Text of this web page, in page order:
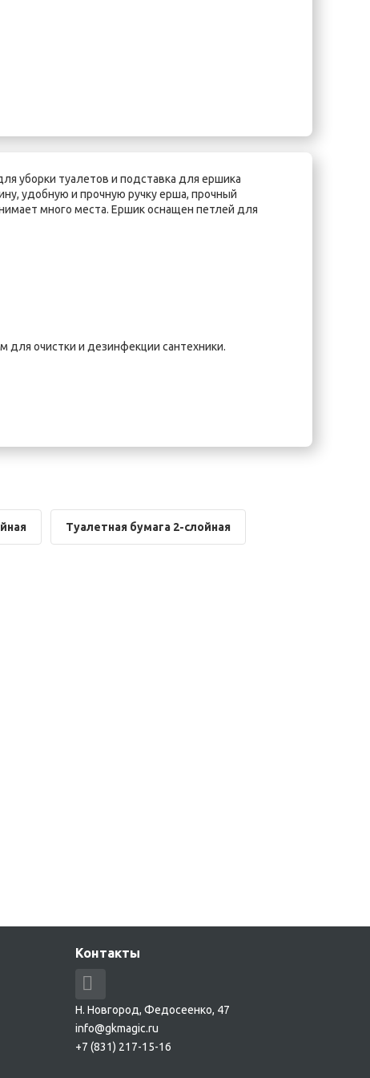
уборки туалетов и подставка для ершика
удобную и прочную ручку ерша, прочный
много места. Ершик оснащен петлей для
очистки и дезинфекции сантехники.
Туалетная бумага 2-слойная
Контакты
Н. Новгород, Федосеенко, 47
info@gkmagic.ru
+7 (831) 217-15-16